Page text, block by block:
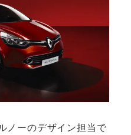
ノーのデザイン担当で